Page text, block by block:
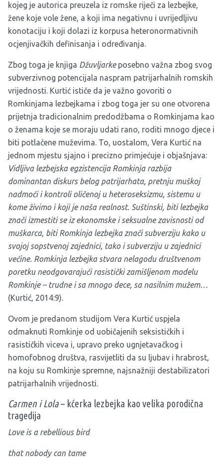
kojeg je autorica preuzela iz romske riječi za lezbejke,
žene koje vole žene, a koji ima negativnu i uvrijedljivu
konotaciju i koji dolazi iz korpusa heteronormativnih
ocjenjivačkih definisanja i određivanja.
Zbog toga je knjiga Džuvljarke posebno važna zbog svog
subverzivnog potencijala naspram patrijarhalnih romskih
vrijednosti. Kurtić ističe da je važno govoriti o
Romkinjama lezbejkama i zbog toga jer su one otvorena
prijetnja tradicionalnim predodžbama o Romkinjama kao
o ženama koje se moraju udati rano, roditi mnogo djece i
biti potlačene muževima. To, uostalom, Vera Kurtić na
jednom mjestu sjajno i precizno primjećuje i objašnjava:
Vidljiva lezbejska egzistencija Romkinja razbija
dominantan diskurs belog patrijarhata, pretnju muškoj
nadmoći i kontroli oličenoj u heteroseksizmu, sistemu u
kome živimo i koji je naša realnost. Suštinski, biti lezbejka
znači izmestiti se iz ekonomske i seksualne zavisnosti od
muškarca, biti Romkinja lezbejka znači subverziju kako u
svojoj sopstvenoj zajednici, tako i subverziju u zajednici
većine. Romkinja lezbejka stvara nelagodu društvenom
poretku neodgovarajući rasistički zamišljenom modelu
Romkinje – trudne i sa mnogo dece, sa nasilnim mužem…
(Kurtić, 2014:9).
Ovom je predanom studijom Vera Kurtić uspjela
odmaknuti Romkinje od uobičajenih seksističkih i
rasističkih viceva i, upravo preko ugnjetavačkog i
homofobnog društva, rasvijetliti da su ljubav i hrabrost,
na koju su Romkinje spremne, najsnažniji destabilizatori
patrijarhalnih vrijednosti.
Carmen i Lola– kćerka lezbejka kao velika porodična
tragedija
Love is a rebellious bird
that nobody can tame